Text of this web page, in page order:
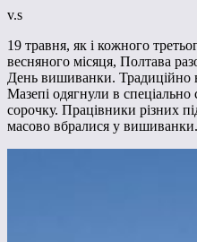
v.s
19 травня, як і кожного
весняного місяця, Полтава
День вишиванки. Традиційно
Мазепі одягнули в
сорочку. Працівники різних
масово вбралися у вишиванки.